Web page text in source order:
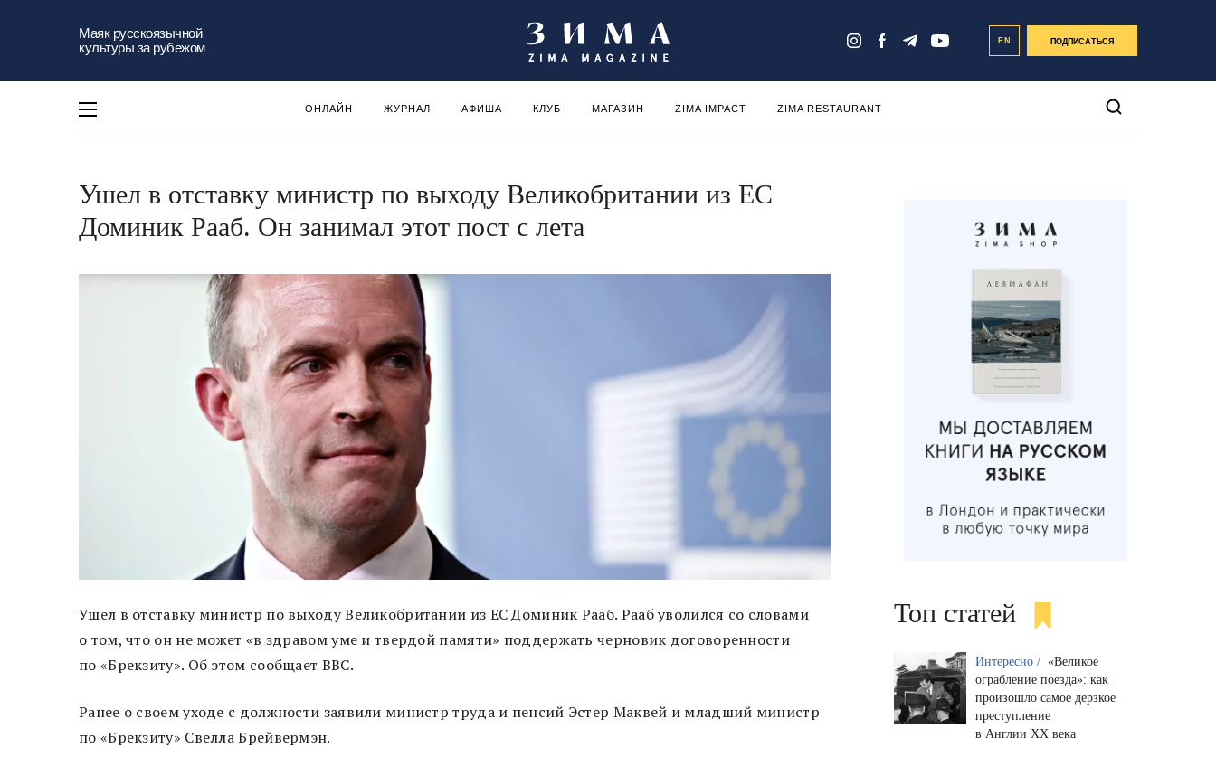
Маяк русскоязычной
культуры за рубежом
EN ПОДПИСАТЬСЯ
ОНЛАЙН ЖУРНАЛ АФИША КЛУБ МАГАЗИН ZIMA IMPACT ZIMA RESTAURANT
Ушел в отставку министр по выходу Великобритании из ЕС
Доминик Рааб. Он занимал этот пост с лета
Ушел в отставку министр по выходу Великобритании из ЕС Доминик Рааб. Рааб уволился со словами
о том, что он не может «в здравом уме и твердой памяти» поддержать черновик договоренности
по «Брекзиту». Об этом сообщает BBC.
Ранее о своем уходе с должности заявили министр труда и пенсий Эстер Маквей и младший министр
по «Брекзиту» Свелла Брейвермэн.
Топ статей
Интересно / «Великое
ограбление поезда»: как
произошло самое дерзкое
преступление
в Англии XX века